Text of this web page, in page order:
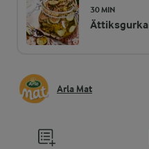
30 MIN
Ättiksgurka
Arla Mat